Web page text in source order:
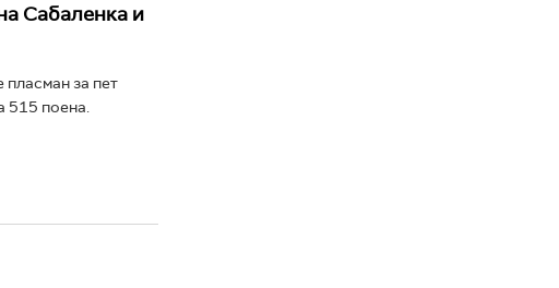
Сабаленка и
пласман за пет
515 поена.